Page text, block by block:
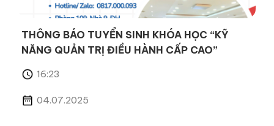
THÔNG BÁO TUYỂN SINH KHÓA HỌC “KỸ
NĂNG QUẢN TRỊ ĐIỀU HÀNH CẤP CAO”
16:23
04.07.2025